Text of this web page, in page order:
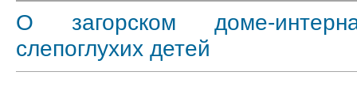
О загорском доме-
слепоглухих детей